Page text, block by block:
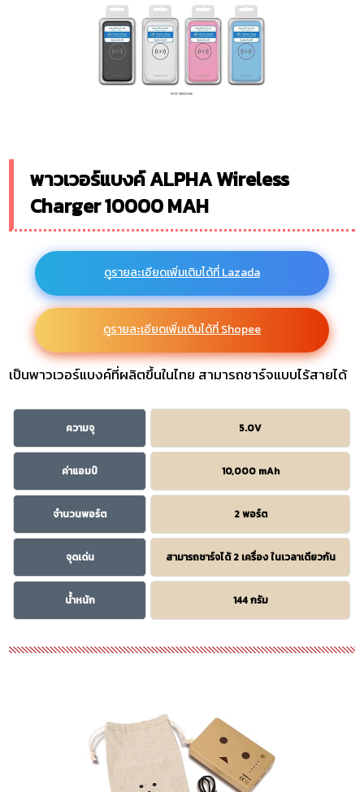
พาวเวอร์แบงค์ ALPHA Wireless
Charger 10000 MAH
ดูรายละเอียดเพิ่มเติมได้ที่ Lazada
ดูรายละเอียดเพิ่มเติมได้ที่ Shopee
เป็นพาวเวอร์แบงค์ที่ผลิตขึ้นในไทย สามารถชาร์จแบบไร้สายได้
ความจุ 5.0V
ค่าแอมป์ 10,000 mAh
จำนวนพอร์ต 2 พอร์ต
จุดเด่น สามารถชาร์จได้ 2 เครื่อง ในเวลาเดียวกัน
น้ำหนัก 144 กรัม